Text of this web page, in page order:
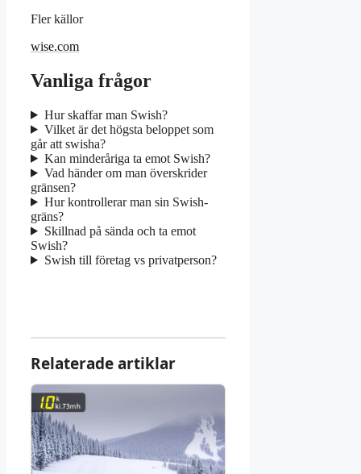
Fler källor
wise.com
Vanliga frågor
Hur skaffar man Swish?
Vilket är det högsta beloppet som
går att swisha?
Kan minderåriga ta emot Swish?
Vad händer om man överskrider
gränsen?
Hur kontrollerar man sin Swish-
gräns?
Skillnad på sända och ta emot
Swish?
Swish till företag vs privatperson?
Relaterade artiklar